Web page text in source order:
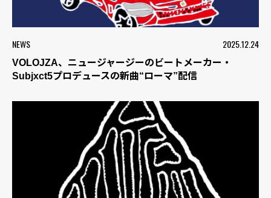
NEWS 2025.12.24
VOLOJZA、ニュージャージーのビートメーカー・
Subjxct5プロデュースの新曲“ローマ”配信